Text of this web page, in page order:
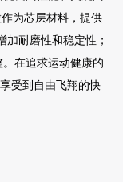
为芯层材料，提供
加耐磨性和稳定性；
在追求运动健康的
受到自由飞翔的快